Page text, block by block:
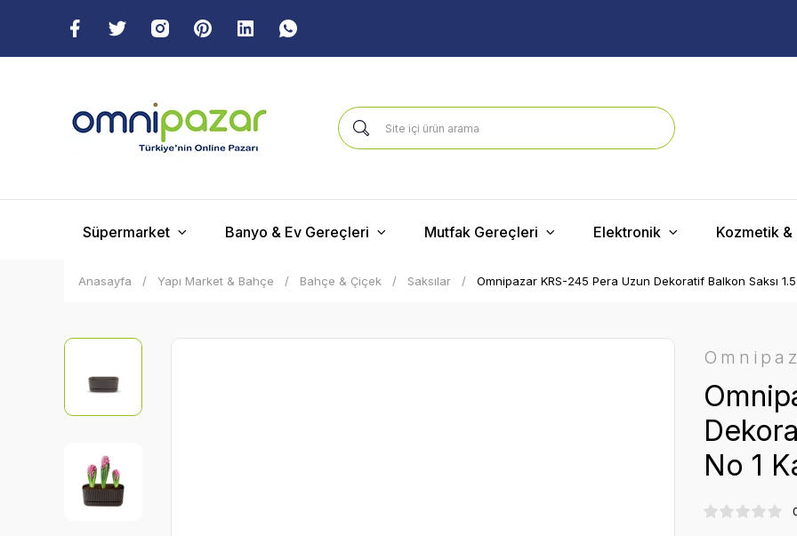
Süpermarket Banyo & Ev Gereçleri Mutfak Gereçleri Elektronik Kozmetik &
Anasayfa Yapı Market & Bahçe Bahçe & Çiçek Saksılar Omnipazar KRS-245 Pera Uzun Dekoratif Balkon Saksı
No 1